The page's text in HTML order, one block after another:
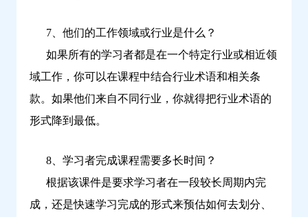
7、他们的工作领域或行业是什么？
如果所有的学习者都是在一个特定行业或相近领
域工作，你可以在课程中结合行业术语和相关条
款。如果他们来自不同行业，你就得把行业术语的
形式降到最低。
8、学习者完成课程需要多长时间？
根据该课件是要求学习者在一段较长周期内完
成，还是快速学习完成的形式来预估如何去划分、